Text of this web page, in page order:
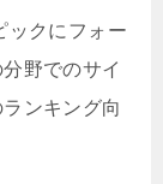
ックにフォー
野でのサイ
ンキング向